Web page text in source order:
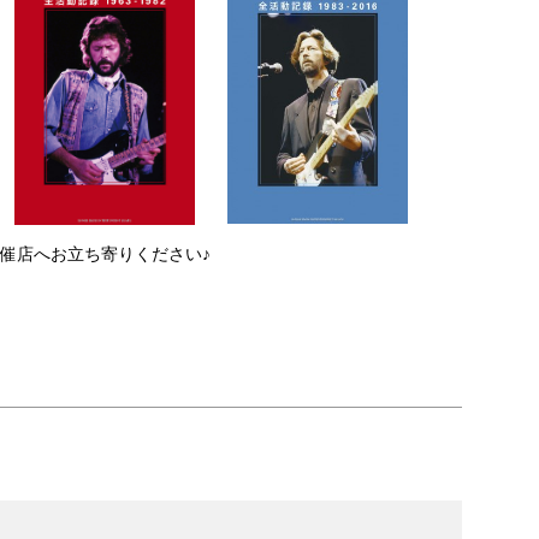
店へお立ち寄りください♪